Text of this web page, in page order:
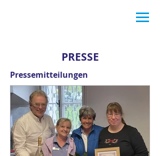
PRESSE
Pressemitteilungen